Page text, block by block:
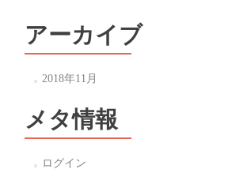
アーカイブ
2018年11月
メタ情報
ログイン